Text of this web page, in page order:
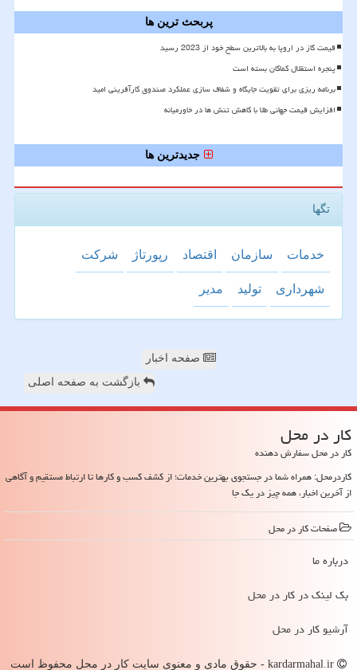
پربحث ترین ها
قیمت گاز در اروپا به بالاترین سطح خود از 2023 رسید
پنجره استقلال کماکان بسته است
برنامه ریزی برای تقویت جایگاه و شفاف سازی عملکرد صندوق کارآفرینی امید
افزایش قیمت جهانی طلا با کاهش تنش ها در خاورمیانه
جدیدترین ها
تگها
خدمات سازمان اقتصاد رپورتاژ شركت
شهرداری تولید مدیر
صفحه اخبار
بازگشت به صفحه اصلی
كار در محل
کار در محل سفارش دهنده
کاردرمحل: همراه شما در جستجوی بهترین خدمات؛ از کشف کسب و کارها تا ارتباط مستقیم و آگاهی
از آخرین اخبار، همه چیز در یک جا
صفحات كار در محل
درباره ما
بک لینک در كار در محل
آرشیو كار در محل